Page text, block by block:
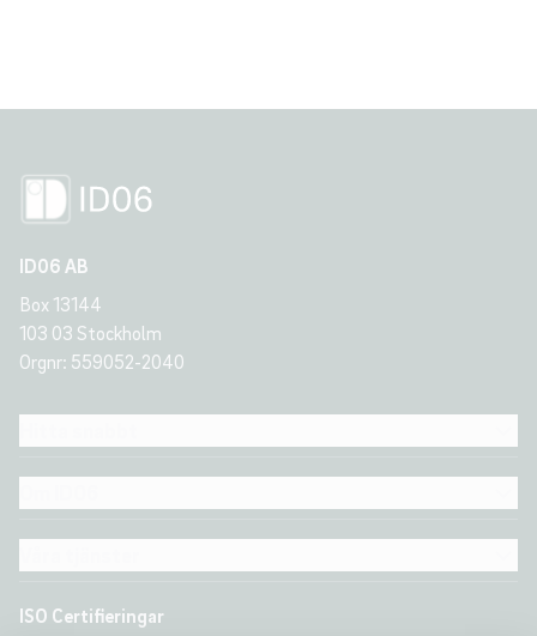
ID06 AB
Box 13144
103 03 Stockholm
Orgnr: 559052-2040
ISO Certifieringar